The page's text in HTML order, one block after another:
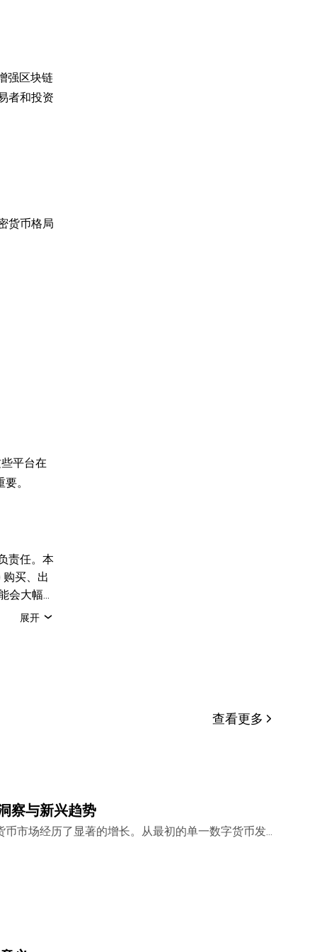
强区块链
者和投资
货币格局
平台在
。
责任。本
买、出
会大幅
请咨询您
展开
查看更多
察与新兴趋势
市场经历了显著的增长。从最初的单一数字货币发
种活跃的加密货币。这一充满活力且竞争激烈